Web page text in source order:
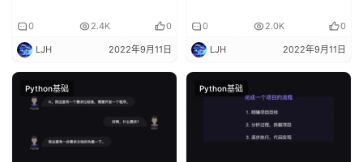
0 2.4K 0
LJH 2022年9月11日
0 2.0K 0
LJH 2022年9月11日
Python基础 Python基础